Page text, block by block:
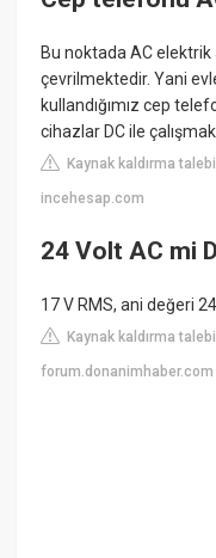
Bu noktada AC elektrik
çevrilmektedir. Yani
kullandığımız cep
cihazlar DC ile
Kaynak kaldırma talebi
incehesap.com
24 Volt AC mi
17 V RMS, ani değeri
Kaynak kaldırma talebi
forum.donanimhaber.com